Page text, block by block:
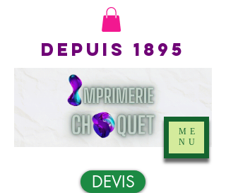
Depuis 1895
ME
NU
DEVIS